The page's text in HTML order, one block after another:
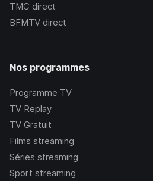
TMC direct
BFMTV direct
Nos programmes
Programme TV
TV Replay
TV Gratuit
Films streaming
Séries streaming
Sport streaming